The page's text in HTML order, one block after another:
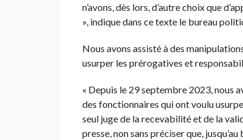
n’avons, dès lors, d’autre choix que
», indique dans ce texte le bureau
Nous avons assisté à des
usurper les prérogatives et
« Depuis le 29 septembre 2023, nous
des fonctionnaires qui ont voulu
seul juge de la recevabilité et de la
presse, non sans préciser que,